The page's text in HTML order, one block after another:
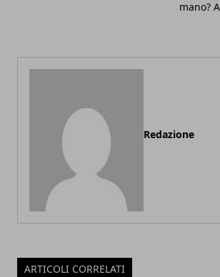
mano?
Redazione
ARTICOLI CORRELATI